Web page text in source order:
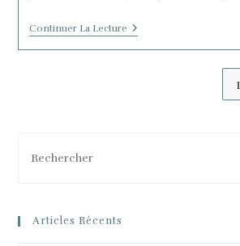
Continuer La LectureComment
Tu
Te
1
Articles Récents